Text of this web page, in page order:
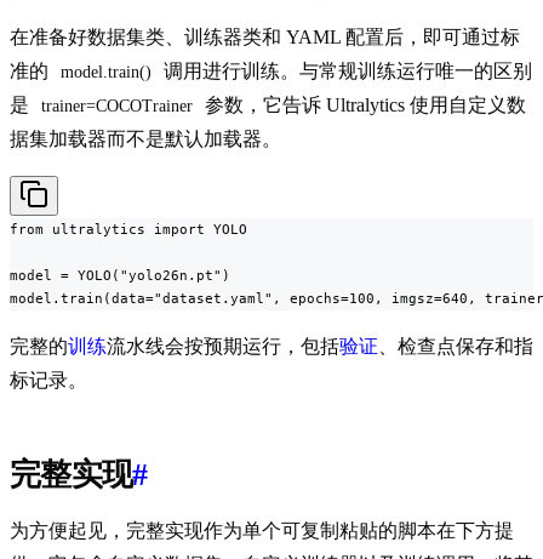
在准备好数据集类、训练器类和 YAML 配置后，即可通过标
准的
model.train()
调用进行训练。与常规训练运行唯一的区别
是
trainer=COCOTrainer
参数，它告诉 Ultralytics 使用自定义数
据集加载器而不是默认加载器。
from ultralytics import YOLO
model = YOLO("yolo26n.pt")
model.train(data="dataset.yaml", epochs=100, imgsz=640,
完整的训练流水线会按预期运行，包括验证 、检查点保存和指
标记录。
完整实现#
为方便起见，完整实现作为单个可复制粘贴的脚本在下方提